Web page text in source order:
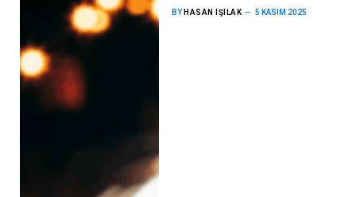
BY HASAN IŞILAK 5 KASIM 2025